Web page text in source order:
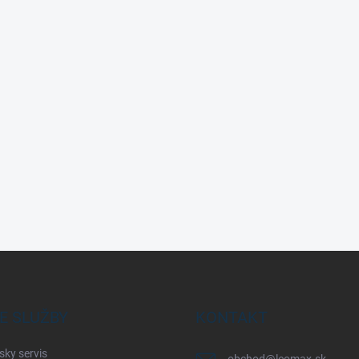
SLUŽBY
servis
KONTAKT